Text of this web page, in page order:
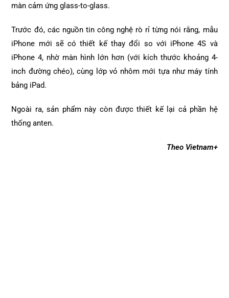
màn cảm ứng glass-to-glass.
Trước đó, các nguồn tin công nghệ rò rỉ từng nói rằng, mẫu
iPhone mới sẽ có thiết kế thay đổi so với iPhone 4S và
iPhone 4, nhờ màn hình lớn hơn (với kích thước khoảng 4-
inch đường chéo), cùng lớp vỏ nhôm mới tựa như máy tính
bảng iPad.
Ngoài ra, sản phẩm này còn được thiết kế lại cả phần hệ
thống anten.
Theo Vietnam+